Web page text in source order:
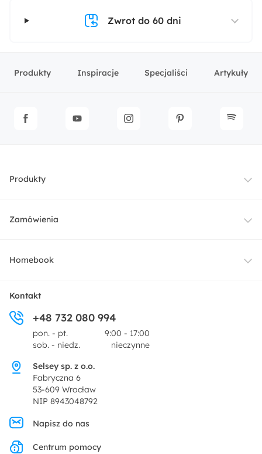
Zwrot do 60 dni
Produkty Inspiracje Specjaliści Artykuły
Produkty
Meble
Dekoracje i akcesoria
Promocje
Zamówienia
Dostawa
Zwroty
Pytania i odpowiedzi
Homebook
O nas
Centrum prasowe
Regulamin
Polityka prywatności
Ustawienia prywatności
Kontakt
+48 732 080 994
pon. - pt.
9:00 - 17:00
sob. - niedz.
nieczynne
Selsey sp. z o.o.
Fabryczna 6
53-609 Wrocław
NIP 8943048792
Napisz do nas
Centrum pomocy